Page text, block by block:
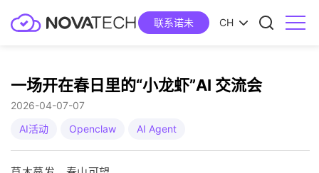
联系诺未 CH
一场开在春日里的“小龙虾”AI 交流会
07
2026-04-07
AI活动
Openclaw AI Agent